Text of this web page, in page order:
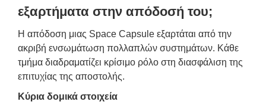
εξαρτήματα στην απόδοσή του;
Η απόδοση μιας Space Capsule εξαρτάται από την
ακριβή ενσωμάτωση πολλαπλών συστημάτων. Κάθε
τμήμα διαδραματίζει κρίσιμο ρόλο στη διασφάλιση της
επιτυχίας της αποστολής.
Κύρια δομικά στοιχεία